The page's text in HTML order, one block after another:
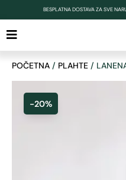
BESPLATNA DOSTAVA ZA SVE
POČETNA / PLAHTE /
-20%